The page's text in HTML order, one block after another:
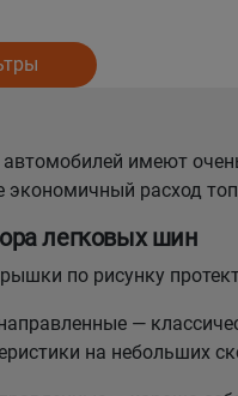
имеют
экономичный расход
легковых шин
по рисунку
—
на небольших